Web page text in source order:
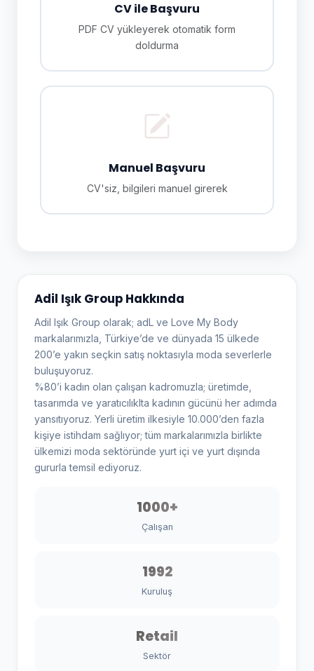
CV ile Başvuru
PDF CV yükleyerek otomatik form
doldurma
Manuel Başvuru
CV'siz, bilgileri manuel girerek
Adil Işık Group Hakkında
Adil Işık Group olarak; adL ve Love My Body
markalarımızla, Türkiye’de ve dünyada 15 ülkede
200’e yakın seçkin satış noktasıyla moda severlerle
buluşuyoruz.
%80’i kadın olan çalışan kadromuzla; üretimde,
tasarımda ve yaratıcılıklta kadının gücünü her adımda
yansıtıyoruz. Yerli üretim ilkesiyle 10.000’den fazla
kişiye istihdam sağlıyor; tüm markalarımızla birlikte
ülkemizi moda sektöründe yurt içi ve yurt dışında
gururla temsil ediyoruz.
1000+
Çalışan
1992
Kuruluş
Retail
Sektör